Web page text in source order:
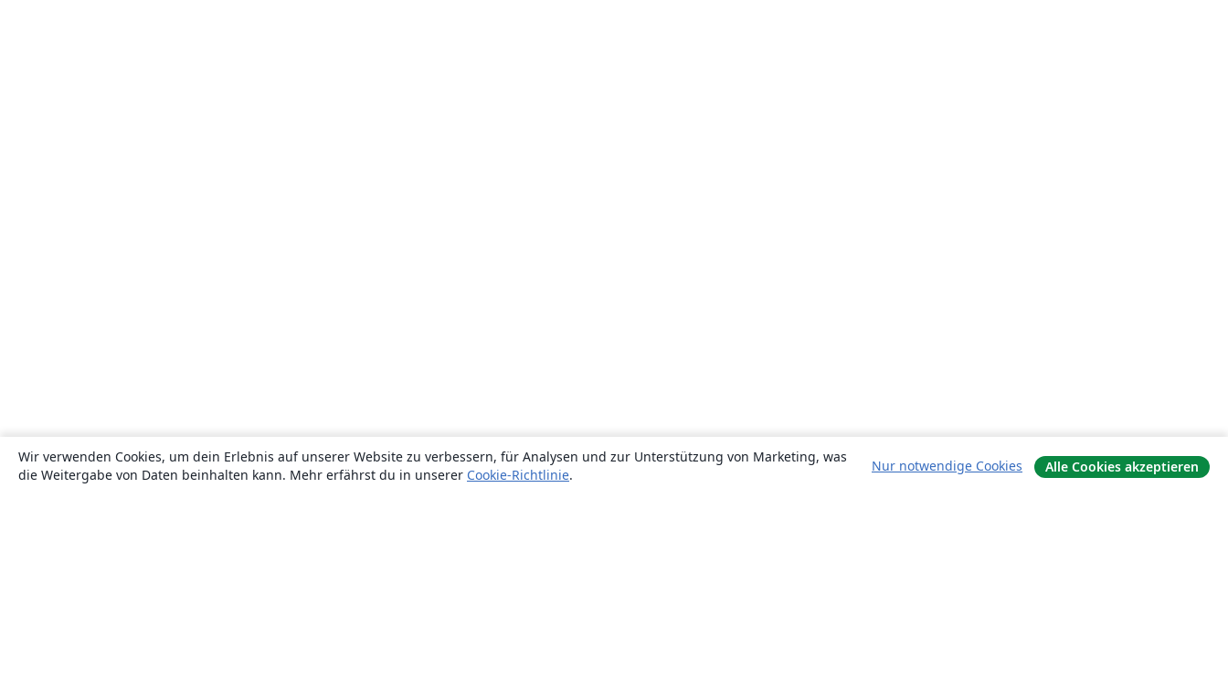
Wir verwenden Cookies, um dein Erlebnis auf unserer Website zu verbessern, für Analysen und zur Unterstützung von Marketing, was
die Weitergabe von Daten beinhalten kann. Mehr erfährst du in unserer Cookie-Richtlinie.
Nur notwendige Cookies Alle Cookies akzeptieren